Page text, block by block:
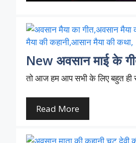
New अवसान माई के
तो आज हम आप सभी के लिए बहुत ही
Read More